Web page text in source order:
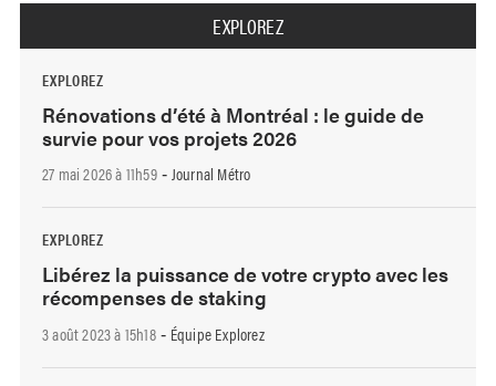
EXPLOREZ
EXPLOREZ
Rénovations d’été à Montréal : le guide de
survie pour vos projets 2026
27 mai 2026 à 11h59- Journal Métro
EXPLOREZ
Libérez la puissance de votre crypto avec les
récompenses de staking
3 août 2023 à 15h18- Équipe Explorez